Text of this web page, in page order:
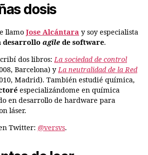
dosis
llamo Jose Alcántara y soy especialista
desarrollo agile de software.
dos libros:La sociedad de control
Barcelona) yLa neutralidad de la Red
Madrid). También estudié química,
especializándome en química
en desarrollo de hardware para
láser.
Twitter: @versvs.